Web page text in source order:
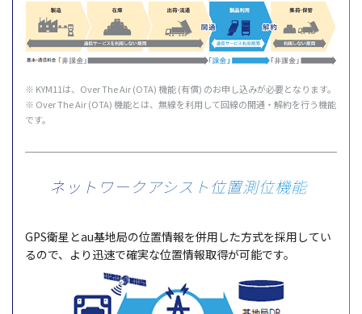
※ KYM11は、Over The Air (OTA)機能(有償) のお申し込みが必要となります。
※ Over The Air (OTA)機能とは、 無線を利用 して回線の開通 ・ 解約を行う機能
です。
ネットワークアシスト 位置測位機能
GPS衛星 とau基地局の位置情報を併用 した方式を採用 してい
るので、より 迅速で確実な位置情報取得が可能です。